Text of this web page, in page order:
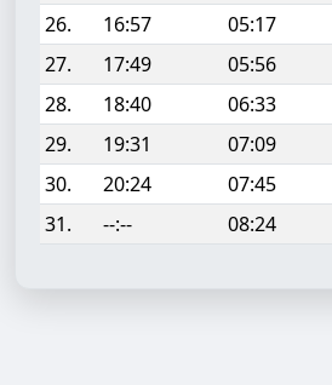
26.
16:57 05:17
27.
17:49 05:56
28.
18:40 06:33
29.
19:31 07:09
30.
20:24 07:45
31.
--:-- 08:24